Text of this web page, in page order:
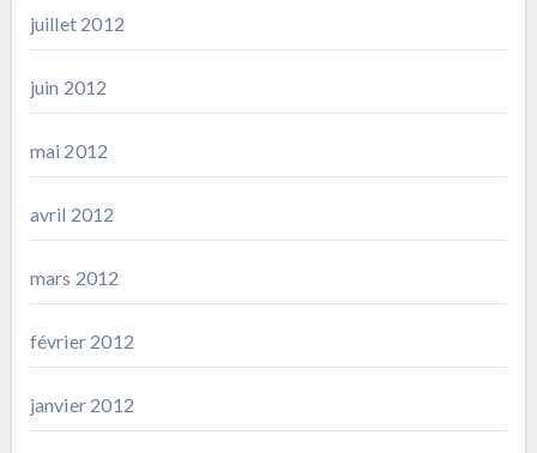
juillet 2012
juin 2012
mai 2012
avril 2012
mars 2012
février 2012
janvier 2012